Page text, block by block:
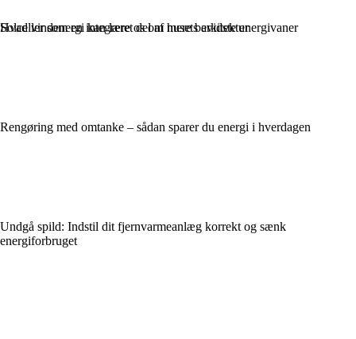
Hvad vindenergi kan lære os om mere bevidste energivaner
Rengøring med omtanke – sådan sparer du energi i hverdagen
Undgå spild: Indstil dit fjernvarmeanlæg korrekt og sænk
energiforbruget
Solceller som en integreret del af husets arkitektur